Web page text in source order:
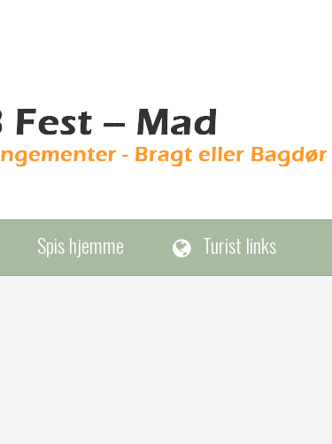
Spis hjemme Turist links